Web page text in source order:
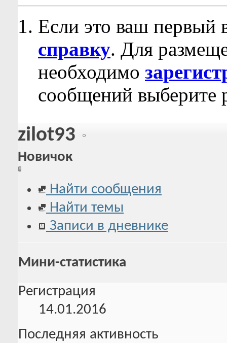
Если это ваш первый
справку. Для
необходимо
сообщений выберите
zilot93
Новичок
Найти сообщения
Найти темы
Записи в дневнике
Мини-статистика
Регистрация
14.01.2016
Последняя активность